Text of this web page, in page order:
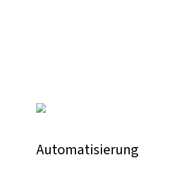
Automatisierung